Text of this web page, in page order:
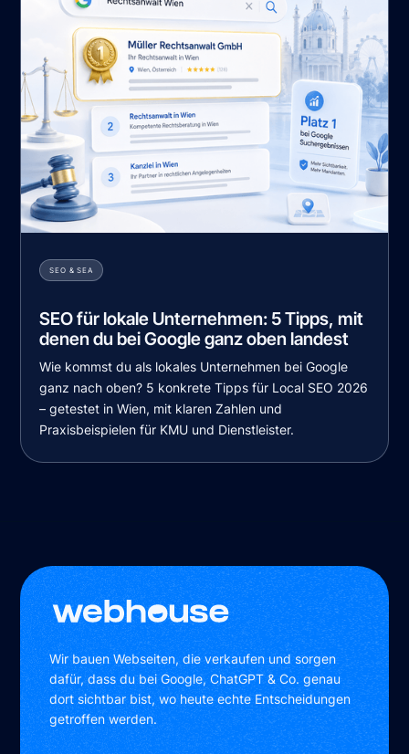
SEO & SEA
SEO für lokale Unternehmen: 5 Tipps, mit
denen du bei Google ganz oben landest
Wie kommst du als lokales Unternehmen bei Google
ganz nach oben? 5 konkrete Tipps für Local SEO 2026
– getestet in Wien, mit klaren Zahlen und
Praxisbeispielen für KMU und Dienstleister.
Wir bauen Webseiten, die verkaufen und sorgen
dafür, dass du bei Google, ChatGPT & Co. genau
dort sichtbar bist, wo heute echte Entscheidungen
getroffen werden.